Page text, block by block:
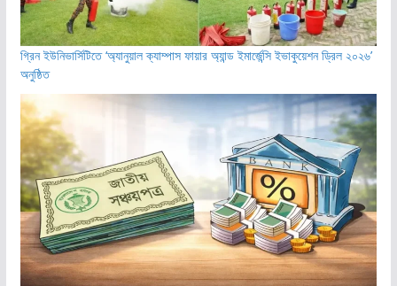
গ্রিন ইউনিভার্সিটিতে ‘অ্যানুয়াল ক্যাম্পাস ফায়ার অ্যান্ড ইমার্জেন্সি ইভাকুয়েশন ড্রিল ২০২৬’
অনুষ্ঠিত